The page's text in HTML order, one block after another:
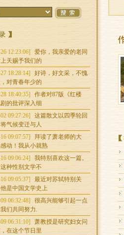
12:23:06]
爱你，我亲爱的老同
天赐予我们的
18:28:14]
好诗，好文采，不愧
对青春年少的
18:40:35]
作者对87版《红楼
的批评深入细
09:27:26]
这篇散文以四季轮回
气候变迁与人
09:07:57]
拜读了萧老师的大
动！我从小就熟
09:06:24]
我特别喜欢这一篇。
种性别文学不
09:05:37]
最近对苏轼特别关
是中国文学史上
06:32:48]
很高兴能够引起一点
们共同努力.
06:31:10]
萧教授是研究妇女问
在这个节日里